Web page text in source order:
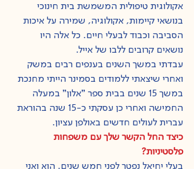
אקולוגית טיפולית המשמשת בית חינוכי
בנושאי קיימות, אקולוגיה, שמירה על איכות
הסביבה וכבוד לבעלי חיים. כל אלה היו
נושאים קרובים ללבו של אייל.
עבדתי במשך השנים בענפים רבים במשק
ואחרי שיצאתי ללמודים בסמינר הייתי מחנכת
במשך 15 שנים בבית ספר "אלון" במעלה
החמישה ואחרי כן עסקתי כ-15 שנה בהוראת
עברית לעולים חדשים באולפן עציון.
כיצד החל הקשר שלך עם משפחות
פלסטיניות?
בעלי יחיאל נפטר לפני חמש שנים. הוא ואני